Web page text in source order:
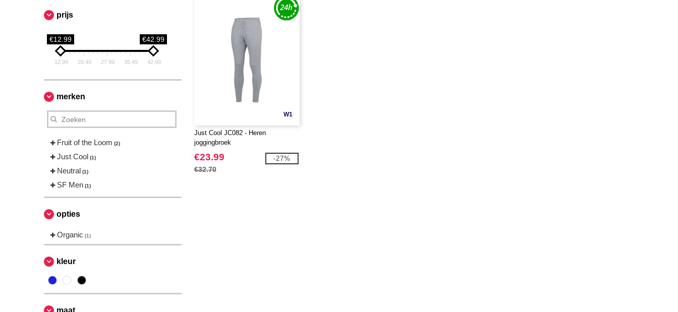
prijs
€12.99 €42.99
12.99 20.49 27.99 35.49 42.99
merken
Fruit of the Loom (2)
Just Cool (1)
Neutral (1)
SF Men (1)
opties
Organic (1)
kleur
maat
W1
Just Cool JC082 - Heren
joggingbroek
€23.99
€32.70
-27%